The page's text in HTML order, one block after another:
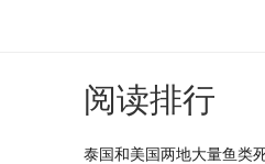
阅读排行
泰国和美国两地大量鱼类